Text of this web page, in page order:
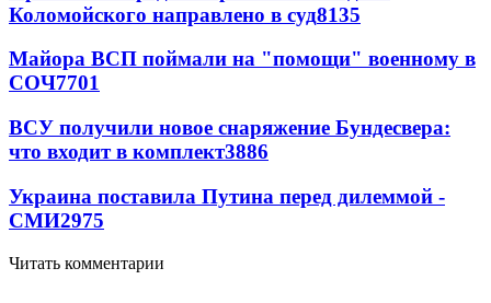
Коломойского направлено в суд8135
Майора ВСП поймали на "помощи" военному в
СОЧ7701
ВСУ получили новое снаряжение Бундесвера:
что входит в комплект3886
Украина поставила Путина перед дилеммой -
СМИ2975
Читать комментарии